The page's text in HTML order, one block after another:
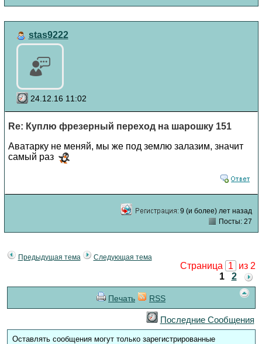
stas9222
24.12.16 11:02
Re: Куплю фрезерный переход на шарошку 151
Аватарку не меняй, мы же под землю залазим, значит
самый раз
9 (и более) лет назад
Посты: 27
Предыдущая тема Следующая тема
Страница 1
из 2
1
2
Печать RSS
Последние Сообщения
Оставлять сообщения могут только зарегистрированные